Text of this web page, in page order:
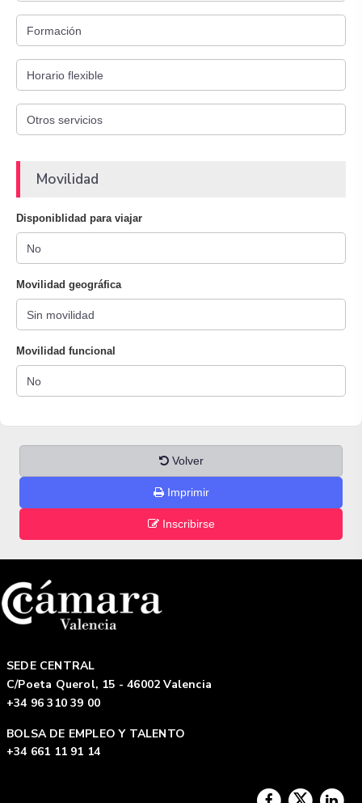
Movilidad
Disponiblidad para viajar
Movilidad geográfica
Movilidad funcional
Volver
Imprimir
Inscribirse
SEDE CENTRAL
C/Poeta Querol, 15 - 46002 Valencia
+34 96 310 39 00
BOLSA DE EMPLEO Y TALENTO
+34 661 11 91 14